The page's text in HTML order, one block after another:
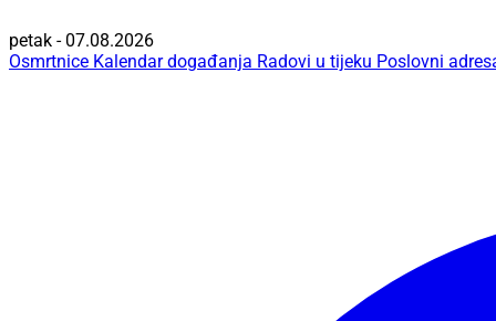
petak - 07.08.2026
Osmrtnice Kalendar događanja Radovi u tijeku Poslovni